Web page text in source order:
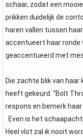
schaar, zodat een
prikken duidelijk de
haren vallen tussen
accentueert haar ronde
geaccentueerd met
Die zachte blik van haar
heeft gekeurd. “Bolt
respons en bemerk
. Even is het
Heel vlot zal ik nooit